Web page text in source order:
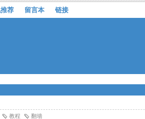
荐 留言本 链接
教程 翻墙